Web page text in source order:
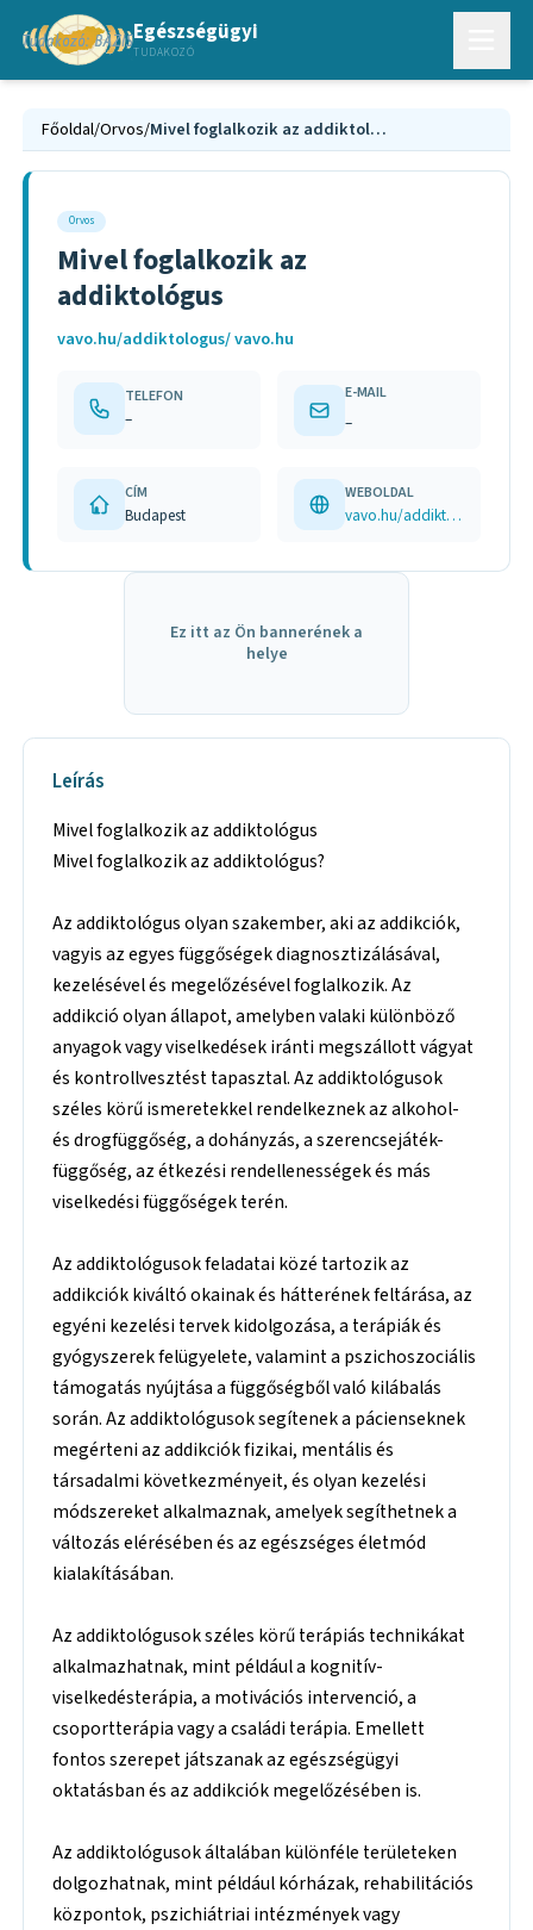
Egészségügyi
TUDAKOZÓ
Főoldal/Orvos/ Mivel foglalkozik az addiktológus
Orvos
Mivel foglalkozik az
addiktológus
vavo.hu/addiktologus/ vavo.hu
TELEFON
–
E-MAIL
–
CÍM
Budapest
WEBOLDAL
vavo.hu/addiktologus/ vavo.hu
Ez itt az Ön bannerének a
helye
Leírás
Mivel foglalkozik az addiktológus
Mivel foglalkozik az addiktológus?
Az addiktológus olyan szakember, aki az addikciók,
vagyis az egyes függőségek diagnosztizálásával,
kezelésével és megelőzésével foglalkozik. Az
addikció olyan állapot, amelyben valaki különböző
anyagok vagy viselkedések iránti megszállott vágyat
és kontrollvesztést tapasztal. Az addiktológusok
széles körű ismeretekkel rendelkeznek az alkohol-
és drogfüggőség, a dohányzás, a szerencsejáték-
függőség, az étkezési rendellenességek és más
viselkedési függőségek terén.
Az addiktológusok feladatai közé tartozik az
addikciók kiváltó okainak és hátterének feltárása, az
egyéni kezelési tervek kidolgozása, a terápiák és
gyógyszerek felügyelete, valamint a pszichoszociális
támogatás nyújtása a függőségből való kilábalás
során. Az addiktológusok segítenek a pácienseknek
megérteni az addikciók fizikai, mentális és
társadalmi következményeit, és olyan kezelési
módszereket alkalmaznak, amelyek segíthetnek a
változás elérésében és az egészséges életmód
kialakításában.
Az addiktológusok széles körű terápiás technikákat
alkalmazhatnak, mint például a kognitív-
viselkedésterápia, a motivációs intervenció, a
csoportterápia vagy a családi terápia. Emellett
fontos szerepet játszanak az egészségügyi
oktatásban és az addikciók megelőzésében is.
Az addiktológusok általában különféle területeken
dolgozhatnak, mint például kórházak, rehabilitációs
központok, pszichiátriai intézmények vagy